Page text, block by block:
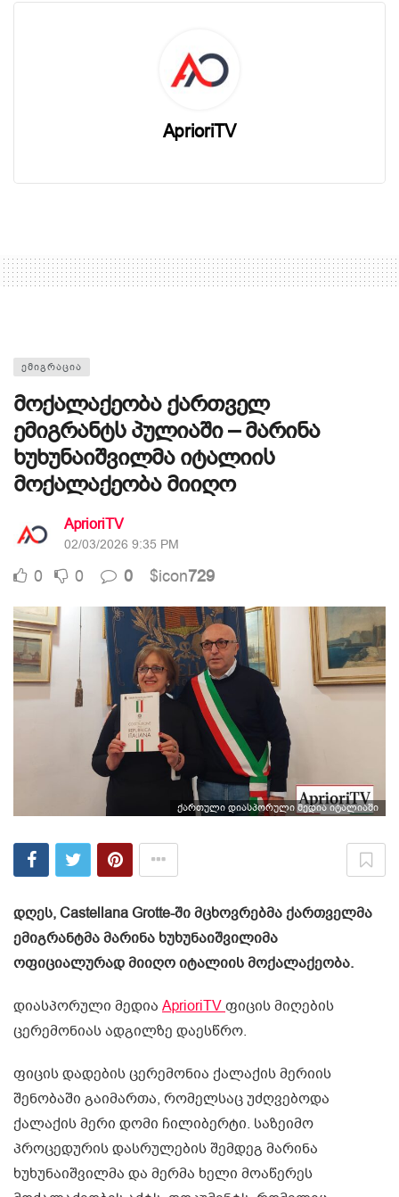
AprioriTV
ᲔᲛᲘᲒᲠᲐᲪᲘᲐ
მოქალაქეობა ქართველ
ემიგრანტს პულიაში – მარინა
ხუხუნაიშვილმა იტალიის
მოქალაქეობა მიიღო
AprioriTV
02/03/2026 9:35 PM
0 0 0 $icon729
ქართული დიასპორული მედია იტალიაში
დღეს, Castellana Grotte-ში მცხოვრებმა ქართველმა
ემიგრანტმა მარინა ხუხუნაიშვილიმა
ოფიციალურად მიიღო იტალიის მოქალაქეობა.
დიასპორული მედია AprioriTVფიცის მიღების
ცერემონიას ადგილზე დაესწრო.
ფიცის დადების ცერემონია ქალაქის მერიის
შენობაში გაიმართა, რომელსაც უძღვებოდა
ქალაქის მერი დომი ჩილიბერტი. საზეიმო
პროცედურის დასრულების შემდეგ მარინა
ხუხუნაიშვილმა და მერმა ხელი მოაწერეს